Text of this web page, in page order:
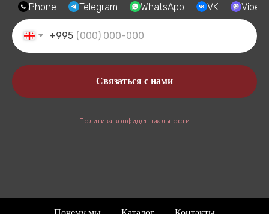
Phone Telegram WhatsApp VK Viber
+995
Связаться с нами
Политика конфиденциальности